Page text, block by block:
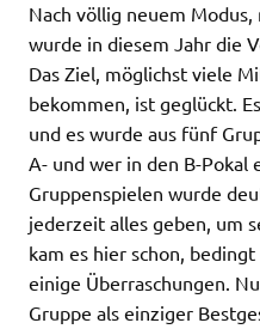
Nach völlig neuem
wurde in diesem Jahr die
Das Ziel, möglichst viele
bekommen, ist geglückt.
und es wurde aus fünf
A- und wer in den B-Pokal
Gruppenspielen wurde
jederzeit alles geben, um
kam es hier schon,
einige Überraschungen.
Gruppe als einziger